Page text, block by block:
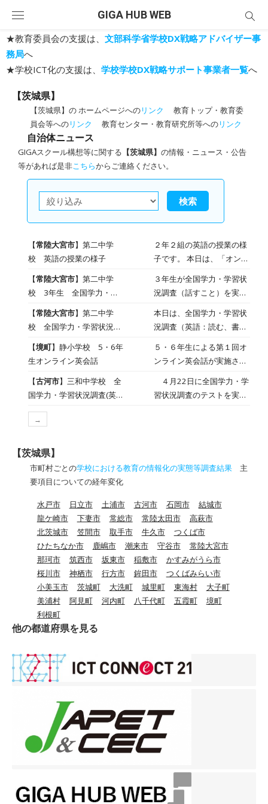
content
GIGA HUB WEB
★教育委員会の支援は、 文部科学省学校DX戦略アドバイザー事
務局へ
★学校ICT化の支援は、 学校学校DX戦略サポート事業者一覧へ
【茨城県】
【茨城県】の ホームページへのリンク
教育トップ・教育委
員会等へのリンク 教育センター・教育研究所等へのリンク
自治体ニュース
GIGAスクール構想等に関する 【茨城県】 の情報・ニュース・公告
等があれば是非こちらからご連絡ください。
検索
【常陸大宮市】第二中学
校 英語の授業の様子
２年２組の英語の授業の様
子です。 本日は、「オンラ
た。１学年での学習を生か
し、ALTの先生とオンライ
ンで、英会話に挑戦しまし
た。生徒は緊張した面持ち
でしたが、学習が始まると
既習事項を活用し、積極的
に会話をする様子が見ら
れ、学習後には、「楽しか
った！」という感想が聞こ
【常陸大宮市】第二中学
校 3年生 全国学力・学
習状況調査(話すこと)
３年生が全国学力・学習状
況調査（話すこと）を実施
声入力のため、スムーズに
入力できるよう、学級を半
分（前半・後半）に分けて
実施しました。全国学力・
学習状況調査は、このよう
なタブレットに入力する
「CBT方式」に変わりつつ
【常陸大宮市】第二中学
校 全国学力・学習状況調
本日は、全国学力・学習状
況調査（英語：読む、書
た。 全国学調は、小学６年
生と中学３年生のみが対象
です。CBTというシステム
で、タブレットを活用し、
【境町】静小学校 5・6年
生オンライン英会話
５・６年生による第１回オ
ンライン英会話が実施され
方たちと１対１の対面式の
学習で、15分ごとに会話の
を英会話で行いました。 昨
話から２か月ほど経ちまし
たが、これまで多くの経験
を積んでいる高学年。初対
面の方とも大きな声で交流
できる児童が多くいます。
今年もさらに英会話のスキ
ルを伸ばしていくことを期
待しています。
【古河市】三和中学校 全
国学力・学習状況調査(英
４月22日に全国学力・学
習状況調査のテストを実施
した。生徒たちは、一生懸
→
【茨城県】
市町村ごとの学校における教育の情報化の実態等調査結果 主
要項目についての経年変化
水戸市 日立市 土浦市 古河市 石岡市
結城市
龍ケ崎市
下妻市 常総市 常陸太田市
高萩市
北茨城市
笠間市 取手市 牛久市
つくば市
ひたちなか市
鹿嶋市 潮来市 守谷市
常陸大宮市
那珂市
筑西市 坂東市 稲敷市
かすみがうら市
桜川市
神栖市 行方市 鉾田市
つくばみらい市
小美玉市
茨城町 大洗町 城里町 東海村
大子町
美浦村
阿見町 河内町 八千代町 五霞町
境町
利根町
他の都道府県を見る